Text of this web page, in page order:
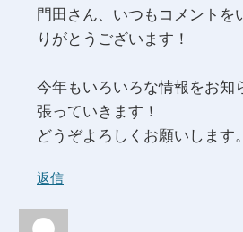
門田さん、いつもコメントを
りがとうございます！
今年もいろいろな情報をお知
張っていきます！
どうぞよろしくお願いします。
返信